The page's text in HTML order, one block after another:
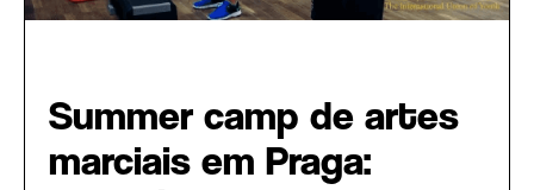
Summer camp de artes
marciais em Praga: